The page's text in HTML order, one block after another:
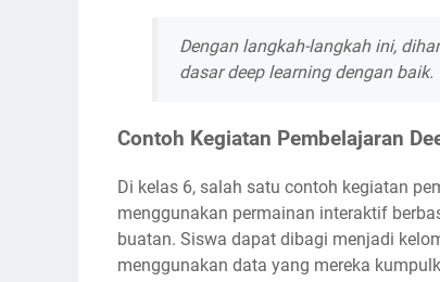
Dengan langkah-langkah ini,
dasar deep learning dengan baik.
Contoh Kegiatan Pembelajaran
Di kelas 6, salah satu contoh kegiatan
menggunakan permainan interaktif
buatan. Siswa dapat dibagi menjadi
menggunakan data yang mereka